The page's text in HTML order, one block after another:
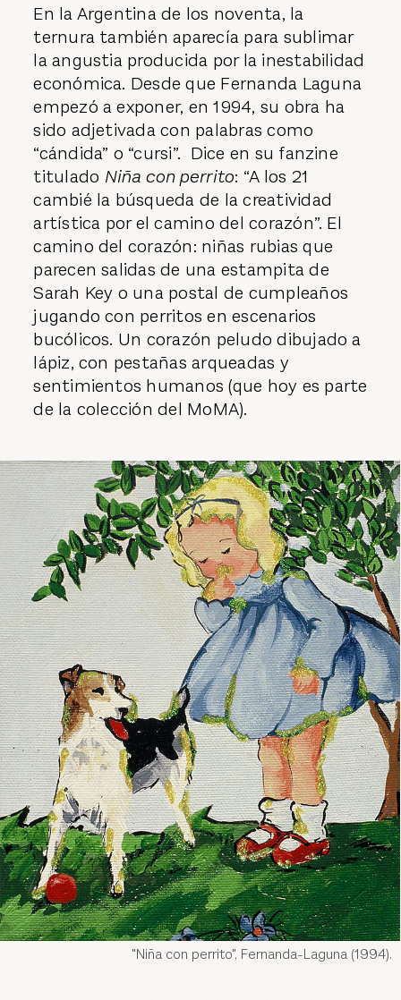
En la Argentina de los noventa, la
ternura también aparecía para sublimar
la angustia producida por la inestabilidad
económica. Desde que Fernanda Laguna
empezó a exponer, en 1994, su obra ha
sido adjetivada con palabras como
“cándida” o “cursi”. Dice en su fanzine
titulado Niña con perrito: “A los 21
cambié la búsqueda de la creatividad
artística por el camino del corazón”. El
camino del corazón: niñas rubias que
parecen salidas de una estampita de
Sarah Key o una postal de cumpleaños
jugando con perritos en escenarios
bucólicos. Un corazón peludo dibujado a
lápiz, con pestañas arqueadas y
sentimientos humanos (que hoy es parte
de la colección del MoMA).
"Niña con perrito", Fernanda-Laguna (1994).